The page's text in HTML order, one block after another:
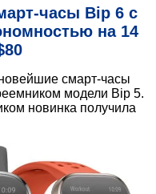
часы Bip 6 с
на 14
смарт-часы
модели Bip 5.
новинка получила